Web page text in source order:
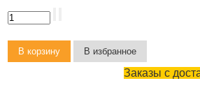
Заказы с